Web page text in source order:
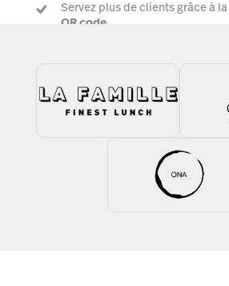
Servez plus de clients grâce à la
QR code
Voire une démo